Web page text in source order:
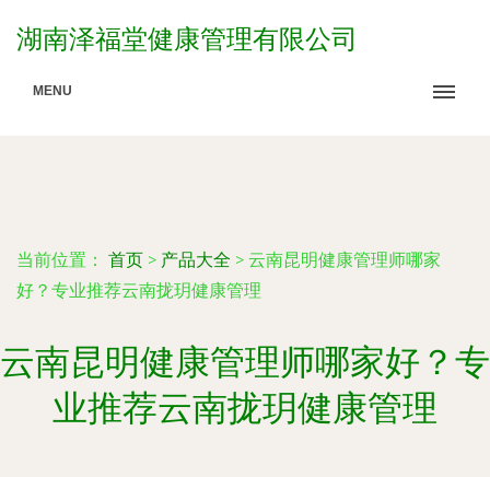
湖南泽福堂健康管理有限公司
MENU
当前位置： 首页 > 产品大全 > 云南昆明健康管理师哪家
好？专业推荐云南拢玥健康管理
云南昆明健康管理师哪家好？专
业推荐云南拢玥健康管理